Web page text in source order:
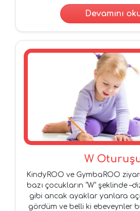
Devamını
W
KindyROO ve GymbaROO
bazı çocukların “W” şeklinde
gibi ancak ayaklar yanlara
gördüm ve belli ki ebeveynler